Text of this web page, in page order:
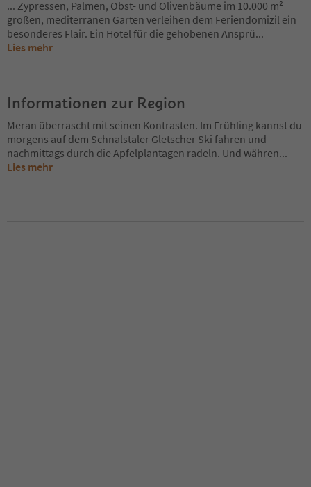
... Zypressen, Palmen, Obst- und Olivenbäume im 10.000 m²
großen, mediterranen Garten verleihen dem Feriendomizil ein
besonderes Flair. Ein Hotel für die gehobenen Ansprü...
Lies mehr
Informationen zur Region
Meran überrascht mit seinen Kontrasten. Im Frühling kannst du
morgens auf dem Schnalstaler Gletscher Ski fahren und
nachmittags durch die Apfelplantagen radeln. Und währen...
Lies mehr